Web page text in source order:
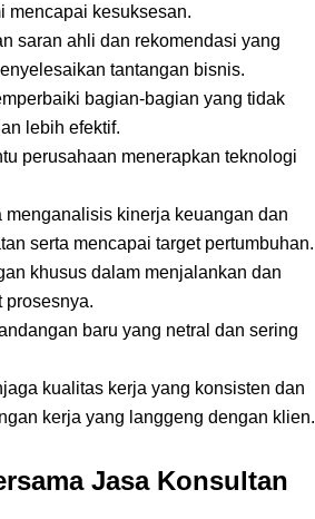
mencapai kesuksesan.
saran ahli dan rekomendasi yang
tantangan bisnis.
bagian-bagian yang tidak
lebih efektif.
perusahaan menerapkan teknologi
menganalisis kinerja keuangan dan
serta mencapai target pertumbuhan.
khusus dalam menjalankan dan
prosesnya.
baru yang netral dan sering
kualitas kerja yang konsisten dan
kerja yang langgeng dengan klien.
Jasa Konsultan